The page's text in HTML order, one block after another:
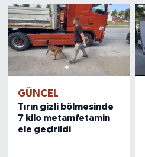
GÜNCEL
Tırın gizli bölmesinde
7 kilo metamfetamin
ele geçirildi